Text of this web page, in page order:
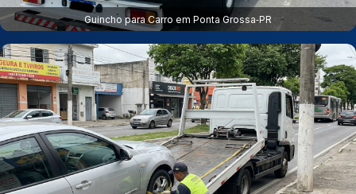
Guincho para Carro em Ponta Grossa‑PR